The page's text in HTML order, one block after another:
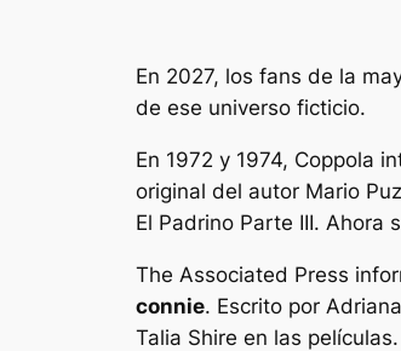
En 2027, los fans de la
de ese universo ficticio.
En 1972 y 1974, Coppola
original del autor Mario
El Padrino Parte III. Ahora
The Associated Press
connie. Escrito por
Talia Shire en las